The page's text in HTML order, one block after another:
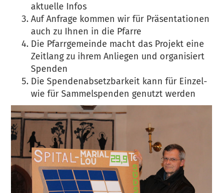
aktuelle Infos
Auf Anfrage kommen wir für Präsentationen
auch zu Ihnen in die Pfarre
Die Pfarrgemeinde macht das Projekt eine
Zeitlang zu ihrem Anliegen und organisiert
Spenden
Die Spendenabsetzbarkeit kann für Einzel-
wie für Sammelspenden genutzt werden